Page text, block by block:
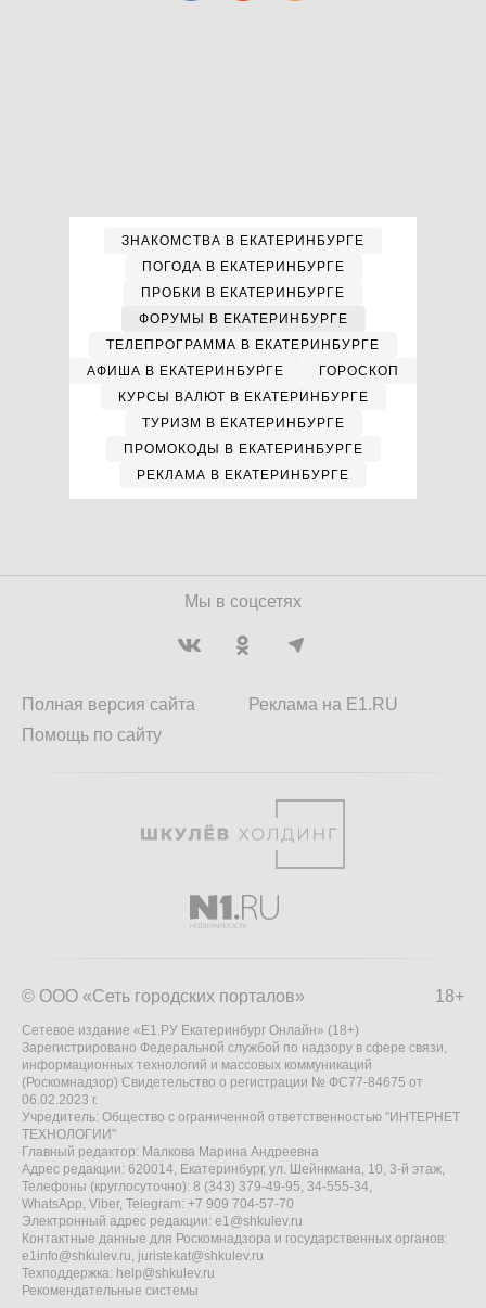
ЗНАКОМСТВА В ЕКАТЕРИНБУРГЕ
ПОГОДА В ЕКАТЕРИНБУРГЕ
ПРОБКИ В ЕКАТЕРИНБУРГЕ
ФОРУМЫ В ЕКАТЕРИНБУРГЕ
ТЕЛЕПРОГРАММА В ЕКАТЕРИНБУРГЕ
АФИША В ЕКАТЕРИНБУРГЕ
ГОРОСКОП
КУРСЫ ВАЛЮТ В ЕКАТЕРИНБУРГЕ
ТУРИЗМ В ЕКАТЕРИНБУРГЕ
ПРОМОКОДЫ В ЕКАТЕРИНБУРГЕ
РЕКЛАМА В ЕКАТЕРИНБУРГЕ
Мы в соцсетях
Полная версия сайта
Помощь по сайту
Реклама на E1.RU
18+
© ООО «Сеть городских порталов»
Сетевое издание «Е1.РУ Екатеринбург Онлайн» (18+)
Зарегистрировано Федеральной службой по надзору в сфере связи,
информационных технологий и массовых коммуникаций
(Роскомнадзор) Свидетельство о регистрации № ФС77-84675 от
06.02.2023 г.
Учредитель: Общество с ограниченной ответственностью "ИНТЕРНЕТ
ТЕХНОЛОГИИ"
Главный редактор: Малкова Марина Андреевна
Адрес редакции: 620014, Екатеринбург, ул. Шейнкмана, 10, 3-й этаж,
Телефоны (круглосуточно): 8 (343) 379-49-95, 34-555-34,
WhatsApp, Viber, Telegram: +7 909 704-57-70
Электронный адрес редакции: e1@shkulev.ru
Контактные данные для Роскомнадзора и государственных органов:
e1info@shkulev.ru, juristekat@shkulev.ru
Техподдержка: help@shkulev.ru
Рекомендательные системы